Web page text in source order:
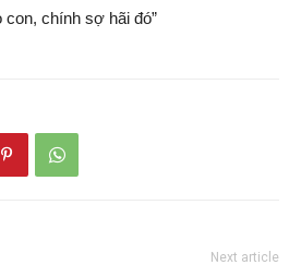
con, chính sợ hãi đó”
Next article